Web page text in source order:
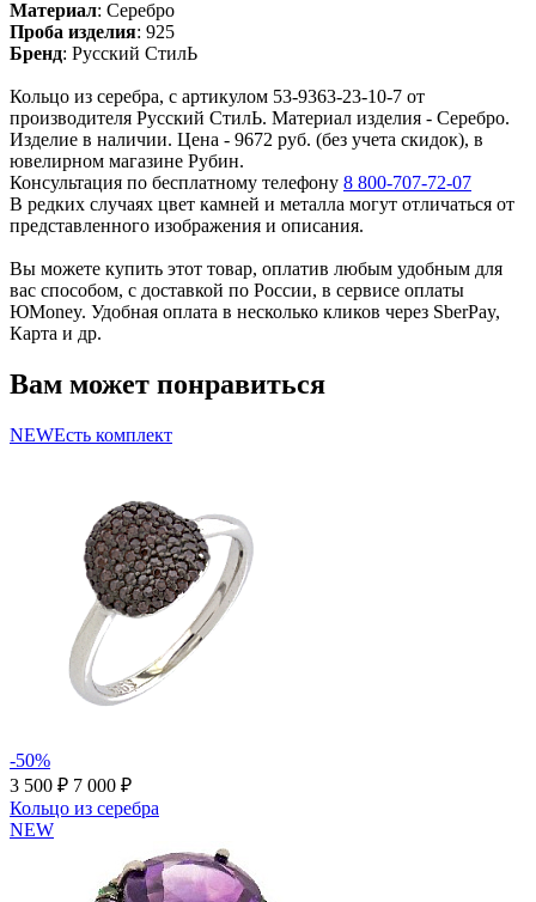
Материал: Серебро
Проба изделия: 925
Бренд: Русский СтилЬ
Кольцо из серебра, с артикулом 53-9363-23-10-7 от
производителя Русский СтилЬ. Материал изделия - Серебро.
Изделие в наличии. Цена - 9672 руб. (без учета скидок), в
ювелирном магазине Рубин.
Консультация по бесплатному телефону 8 800-707-72-07
В редких случаях цвет камней и металла могут отличаться от
представленного изображения и описания.
Вы можете купить этот товар, оплатив любым удобным для
вас способом, с доставкой по России, в сервисе оплаты
ЮMoney. Удобная оплата в несколько кликов через SberPay,
Карта и др.
Вам может понравиться
NEWЕсть комплект
-50%
3 500 ₽ 7 000 ₽
Кольцо из серебра
NEW